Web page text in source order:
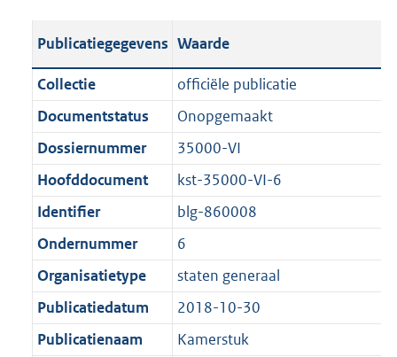
l
c
t
i
e
n
f
o
r
m
a
o
t
:
4
8
5
K
b
a
n
d
s
g
r
o
o
t
e
:
1
a
n
d
g
r
o
t
t
e
:
Publicatiegegevens Waarde
Collectie
officiële publicatie
Documentstatus
Onopgemaakt
Dossiernummer
35000-VI
Hoofddocument
kst-35000-VI-6
Identifier
blg-860008
Ondernummer
6
Organisatietype
staten generaal
Publicatiedatum
2018-10-30
Publicatienaam
Kamerstuk